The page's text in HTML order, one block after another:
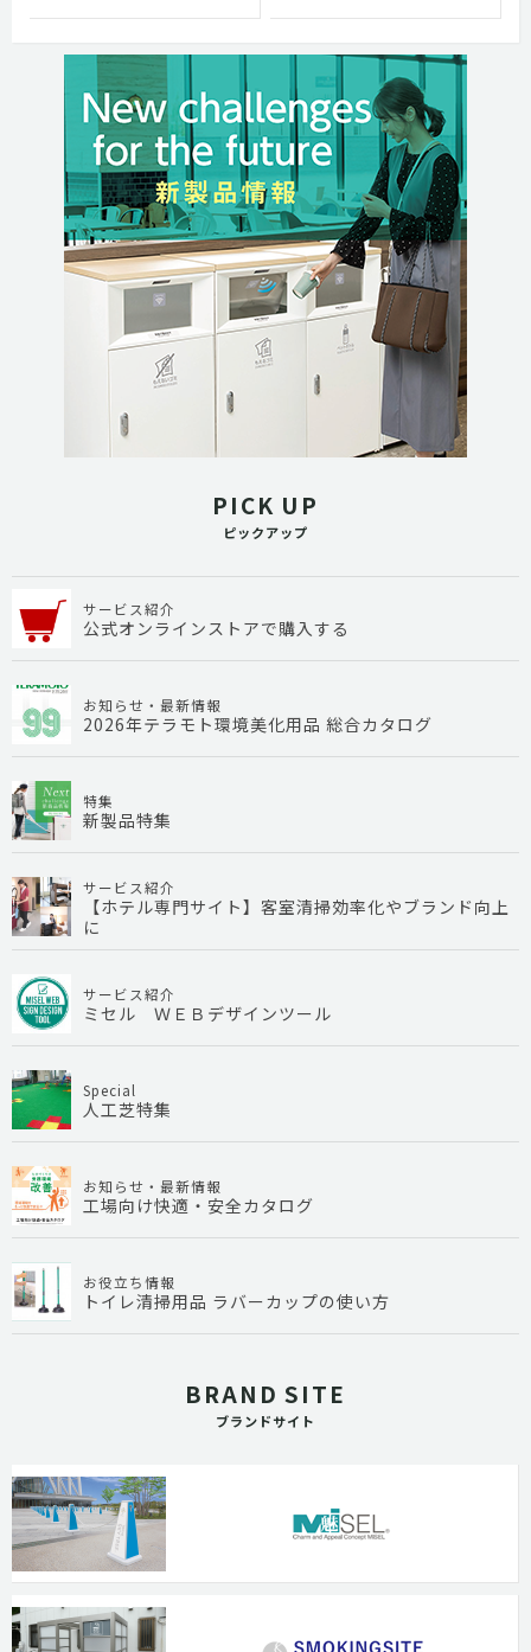
PICK UP
ピックアップ
サービス紹介
公式オンラインストアで購入する
お知らせ・最新情報
2026年テラモト環境美化用品 総合カタログ
特集
新製品特集
サービス紹介
【ホテル専門サイト】客室清掃効率化やブランド向上
に
サービス紹介
ミセル ＷＥＢデザインツール
Special
人工芝特集
お知らせ・最新情報
工場向け快適・安全カタログ
お役立ち情報
トイレ清掃用品 ラバーカップの使い方
BRAND SITE
ブランドサイト